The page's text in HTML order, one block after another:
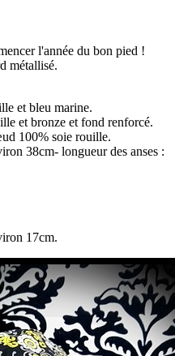
l'année du bon pied !
métallisé.
et bleu marine.
et bronze et fond renforcé.
100% soie rouille.
38cm- longueur des anses :
17cm.